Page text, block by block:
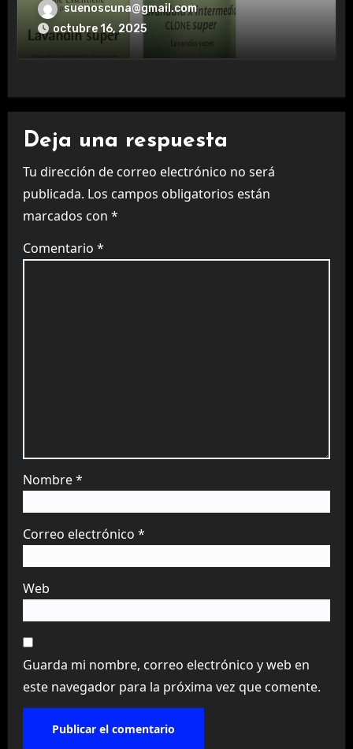
aromaterapia.
suenoscuna@gmail.com
octubre 16, 2025
Deja una respuesta
Tu dirección de correo electrónico no será
publicada. Los campos obligatorios están
marcados con *
Comentario *
Nombre*
Correo electrónico *
Web
Guarda mi nombre, correo electrónico y web en
este navegador para la próxima vez que comente.